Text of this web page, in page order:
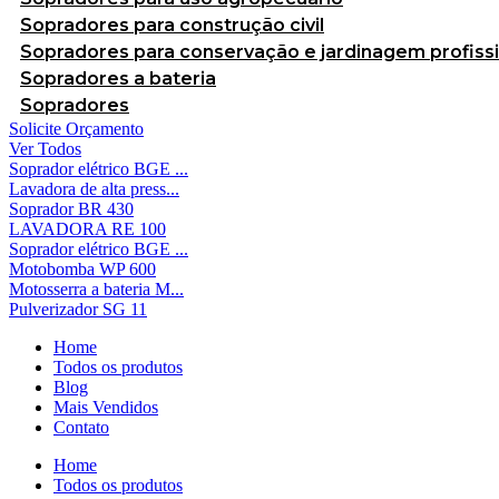
Sopradores para construção civil
Sopradores para conservação e jardinagem
Sopradores a bateria
Sopradores
Solicite Orçamento
Ver Todos
Soprador elétrico BGE ...
Lavadora de alta press...
Soprador BR 430
LAVADORA RE 100
Soprador elétrico BGE ...
Motobomba WP 600
Motosserra a bateria M...
Pulverizador SG 11
Home
Todos os produtos
Blog
Mais Vendidos
Contato
Home
Todos os produtos